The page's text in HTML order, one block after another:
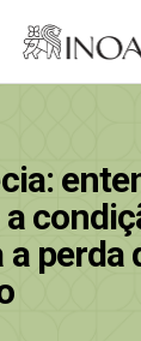
a perda